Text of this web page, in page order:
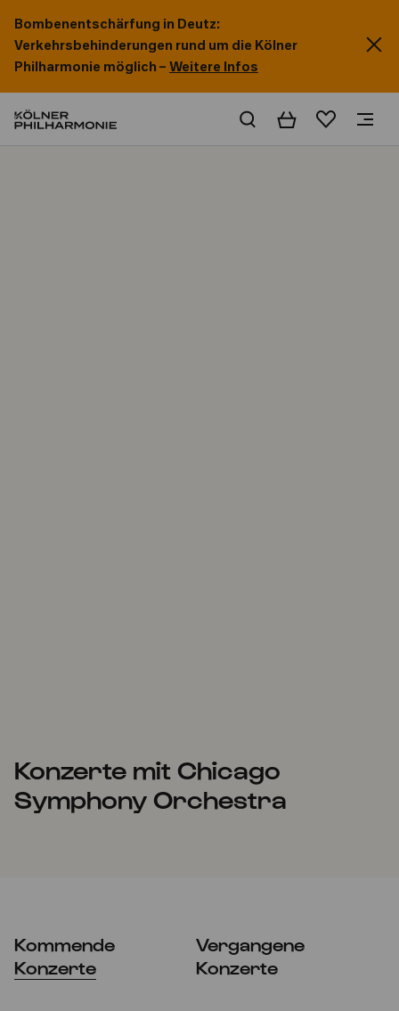
Bombenentschärfung in Deutz:
Verkehrsbehinderungen rund um die Kölner
Philharmonie möglich – Weitere Infos
WarenkorbMerkliste
Konzerte mit Chicago
Symphony Orchestra
Kommende
Konzerte
Vergangene
Konzerte